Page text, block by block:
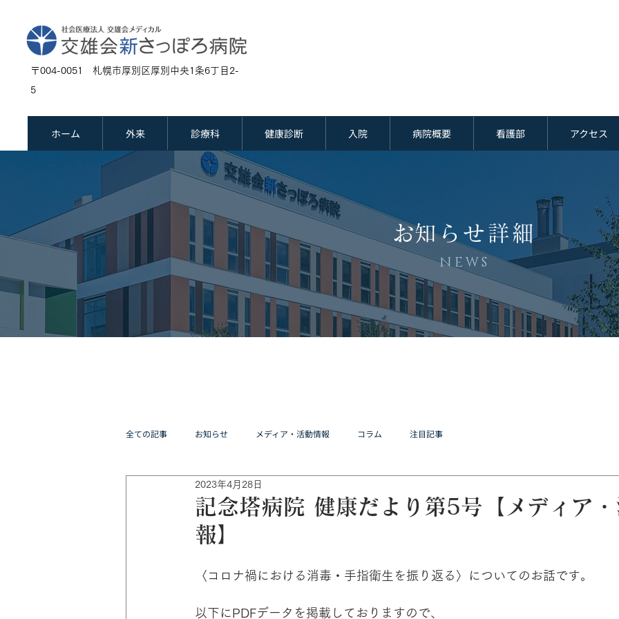
〒004-0051 札幌市厚別区厚別中央1条6丁目2-
5
ホーム 外来 診療科 健康診断 入院 病院概要 看護部 アクセス
​お知らせ詳細
NEWS
全ての記事 お知らせ メディア・活動情報 コラム 注目記事
記念塔病院 健康だより第5号【メディア
報】
2023年4月28日
〈コロナ禍における消毒・手指衛生を振り返る〉についてのお話です。
以下にPDFデータを掲載しておりますので、